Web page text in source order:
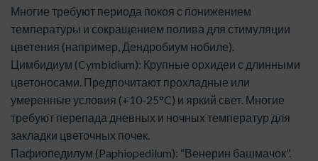
Многие требуют периода покоя с понижением
температуры и сокращением полива для стимуляции
цветения (например, Дендробиум нобиле).
Цимбидиум (Cymbidium): Крупные орхидеи с длинными
цветоносами. Предпочитают прохладные или
умеренные условия (+10-25°C) и яркий свет. Многие
требуют перепада дневных и ночных температур для
закладки цветочных почек.
Пафиопедилум (Paphiopedilum): “Венерин башмачок”.